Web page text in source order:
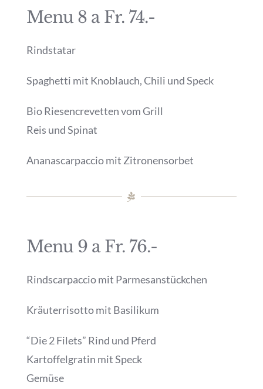
Menu 8 a Fr. 74.-
Rindstatar
Spaghetti mit Knoblauch, Chili und Speck
Bio Riesencrevetten vom Grill
Reis und Spinat
Ananascarpaccio mit Zitronensorbet
Menu 9 a Fr. 76.-
Rindscarpaccio mit Parmesanstückchen
Kräuterrisotto mit Basilikum
“Die 2 Filets” Rind und Pferd
Kartoffelgratin mit Speck
Gemüse